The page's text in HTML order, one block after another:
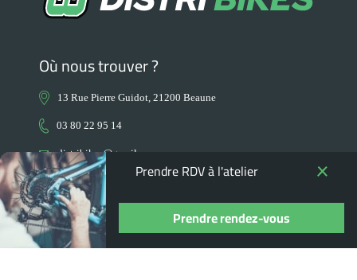
Prendre RDV à l'atelier
Prendre rendez-vous
Où nous trouver ?
13 Rue Pierre Guidot, 21200 Beaune
03 80 22 95 14
distribikes@gmail.com
horaires d'ouverture du magasin :
du mardi au samedi : 9.00 - 12.00, 14.00 - 18.30
Nous contacter